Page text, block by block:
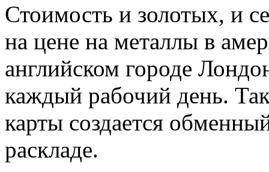
Стоимость и золотых, и
на цене на металлы в
английском городе
каждый рабочий день.
карты создается
раскладе.